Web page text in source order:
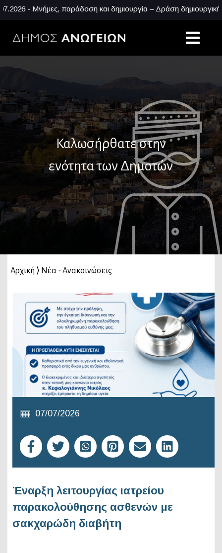
παράδοση και δημιουργία – Δράση δημιουργικής
Καλωσήρθατε στην
ενότητα των Δημοτών
Αρχική ⟩ Νέα - Ανακοινώσεις
07/07/2026
Έναρξη λειτουργίας ιατρείου
παρακολούθησης ασθενών με
σακχαρώδη διαβήτη